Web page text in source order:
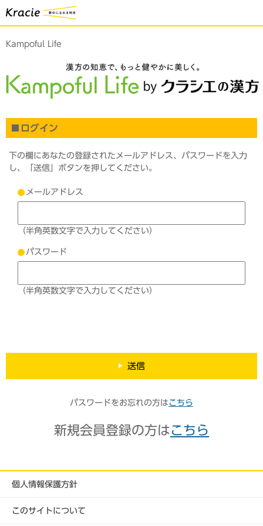
Kampoful Life
ログイン
下の欄にあなたの登録されたメールアドレス、パスワードを入力
し、「送信」ボタンを押してください。
メールアドレス
（半角英数文字で入力してください）
パスワード
（半角英数文字で入力してください）
送信
パスワードをお忘れの方は こちら
新規会員登録の方は こちら
個人情報保護方針
このサイトについて